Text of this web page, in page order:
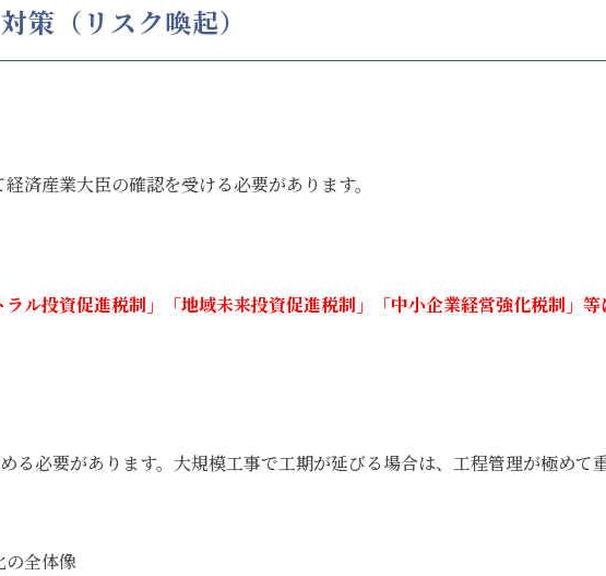
策（リスク喚起）
済産業大臣の確認を受ける必要があります。
ラル投資促進税制」「地域未来投資促進税制」「中小企業経営強化税制」
る必要があります。大規模工事で工期が延びる場合は、工程管理が極めて
の全体像